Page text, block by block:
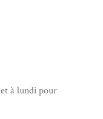
à lundi pour